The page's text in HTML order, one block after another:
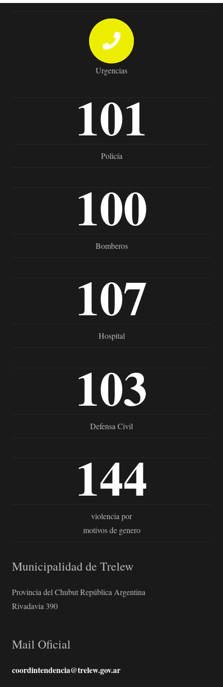
Urgencias
101
Policía
100
Bomberos
107
Hospital
103
Defensa Civil
144
violencia por
motivos de genero
Municipalidad de Trelew
Provincia del Chubut República Argentina
Rivadavia 390
Mail Oficial
coordintendencia@trelew.gov.ar